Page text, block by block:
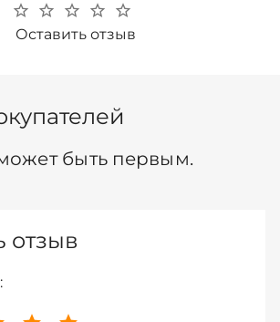
Оставить отзыв
быть первым.
отзыв